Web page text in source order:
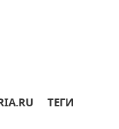
ТЕГИ